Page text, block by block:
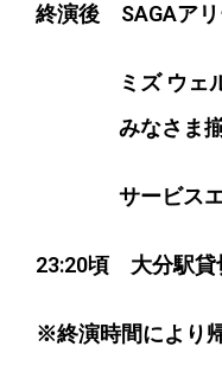
終演後 SAGAアリ
ミズ ウェ
みなさま揃
サービスエ
23:20頃 大分駅貸
※終演時間により